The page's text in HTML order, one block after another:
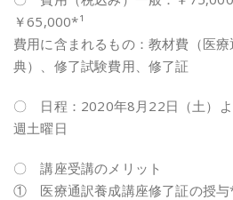
￥65,000*¹
費用に含まれるもの：教材費（医
典）、修了試験費用、修了証
〇 日程：2020年8月22日（土）
週土曜日
〇 講座受講のメリット
① 医療通訳養成講座修了証の授与